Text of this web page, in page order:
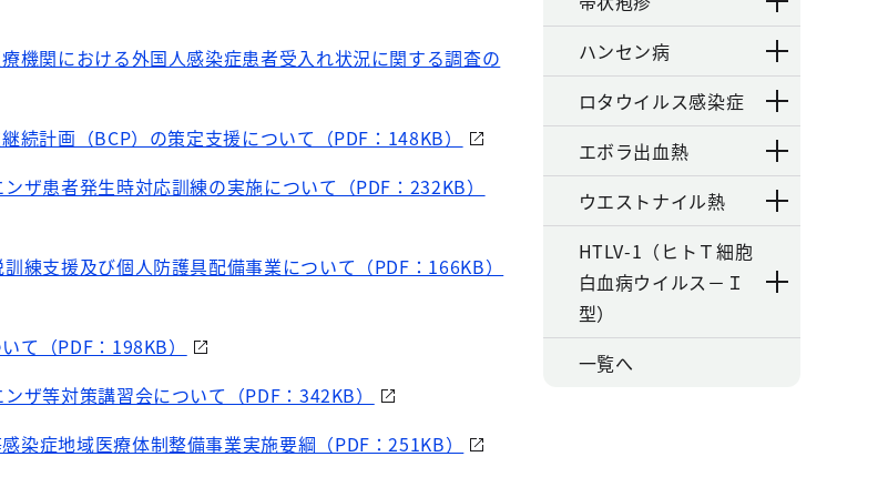
機関における外国人感染症患者受入れ状況に関する調査の
続計画（BCP）の策定支援について（PDF：148KB）
ザ患者発生時対応訓練の実施について（PDF：232KB）
練支援及び個人防護具配備事業について（PDF：166KB）
て（PDF：198KB）
ザ等対策講習会について（PDF：342KB）
染症地域医療体制整備事業実施要綱（PDF：251KB）
ハンセン病
ロタウイルス感染症
エボラ出血熱
ウエストナイル熱
HTLV-1（ヒトＴ細胞
白血病ウイルス－Ｉ
型）
一覧へ